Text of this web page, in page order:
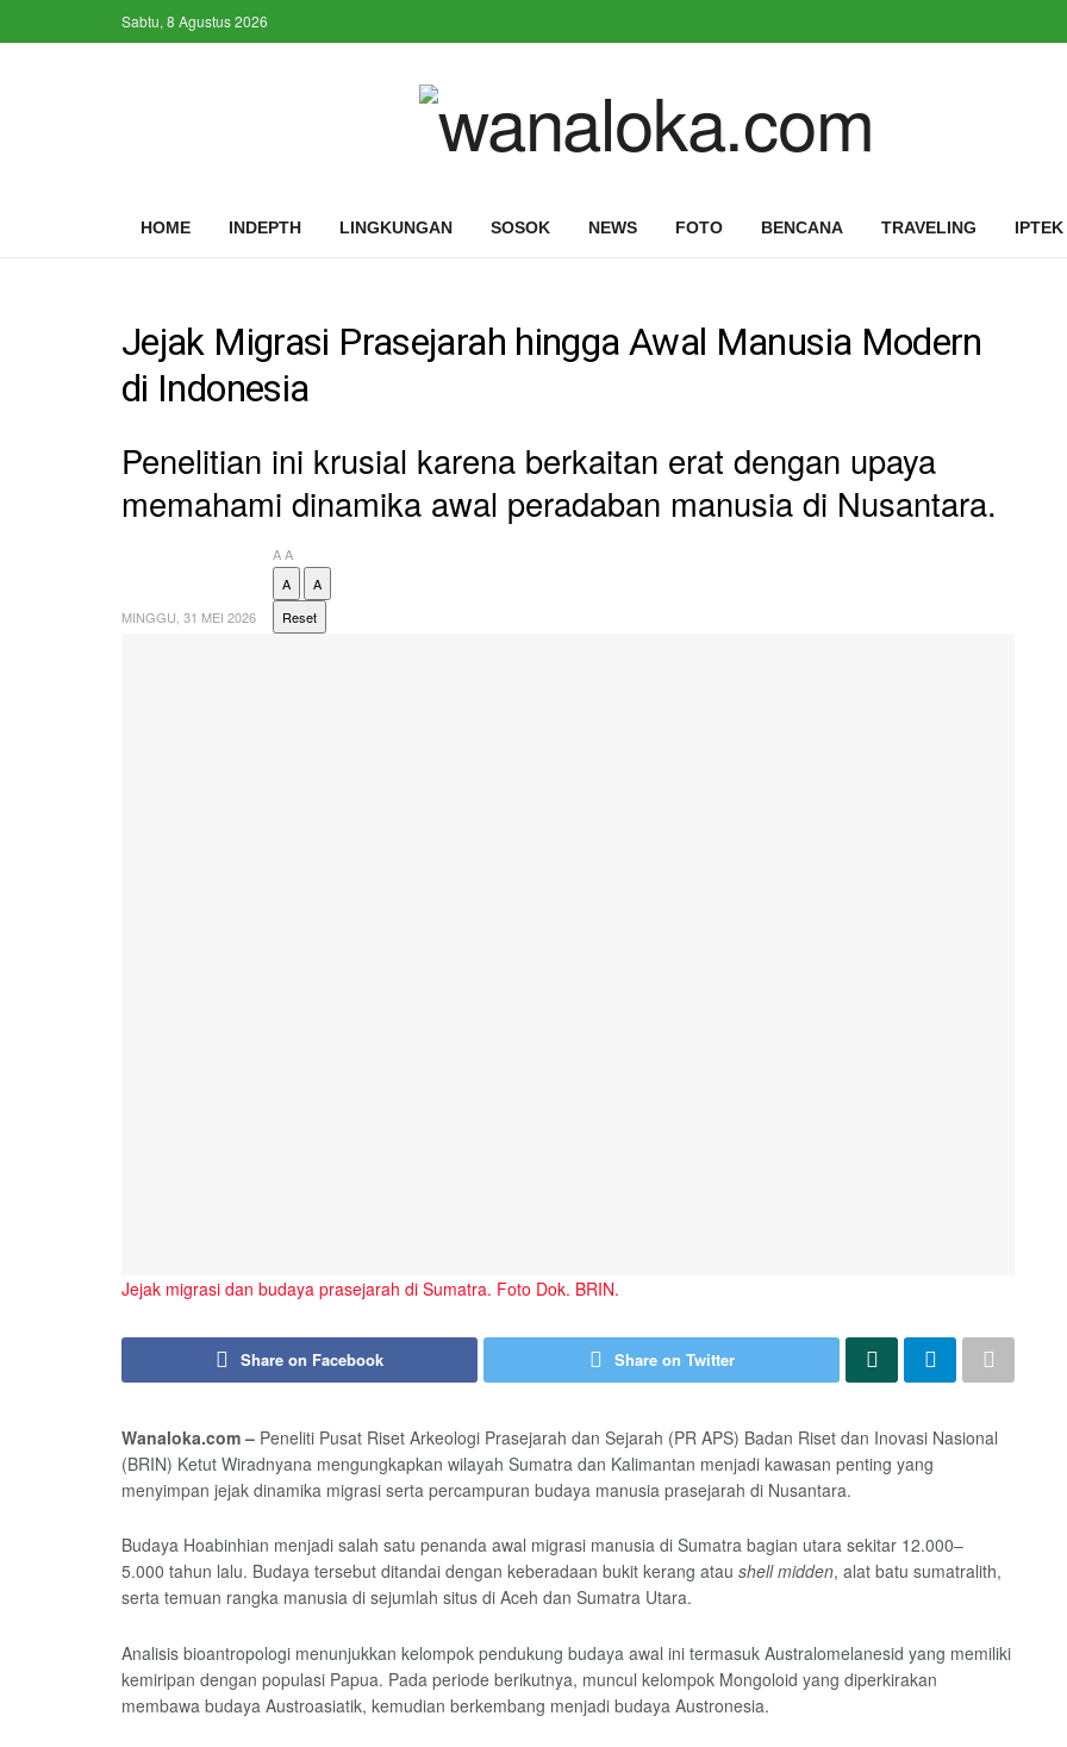
Sabtu, 8 Agustus 2026
HOME INDEPTH LINGKUNGAN SOSOK NEWS FOTO BENCANA TRAVELING IPTEK
Jejak Migrasi Prasejarah hingga Awal Manusia Modern
di Indonesia
Penelitian ini krusial karena berkaitan erat dengan upaya
memahami dinamika awal peradaban manusia di Nusantara.
MINGGU, 31 MEI 2026
AA
A
A
Reset
Jejak migrasi dan budaya prasejarah di Sumatra. Foto Dok. BRIN.
Share on Facebook Share on Twitter
Wanaloka.com – Peneliti Pusat Riset Arkeologi Prasejarah dan Sejarah (PR APS) Badan Riset dan Inovasi Nasional
(BRIN) Ketut Wiradnyana mengungkapkan wilayah Sumatra dan Kalimantan menjadi kawasan penting yang
menyimpan jejak dinamika migrasi serta percampuran budaya manusia prasejarah di Nusantara.
Budaya Hoabinhian menjadi salah satu penanda awal migrasi manusia di Sumatra bagian utara sekitar 12.000–
5.000 tahun lalu. Budaya tersebut ditandai dengan keberadaan bukit kerang atau shell midden, alat batu sumatralith,
serta temuan rangka manusia di sejumlah situs di Aceh dan Sumatra Utara.
Analisis bioantropologi menunjukkan kelompok pendukung budaya awal ini termasuk Australomelanesid yang memiliki
kemiripan dengan populasi Papua. Pada periode berikutnya, muncul kelompok Mongoloid yang diperkirakan
membawa budaya Austroasiatik, kemudian berkembang menjadi budaya Austronesia.